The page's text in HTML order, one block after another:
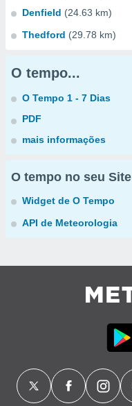
Denfield (24.63 km)
Thedford (29.78 km)
O tempo...
O Tempo 1 - 7 Dias
PDF
mais informações
O tempo no seu Site
Widget de O Tempo
API de Meteorologia